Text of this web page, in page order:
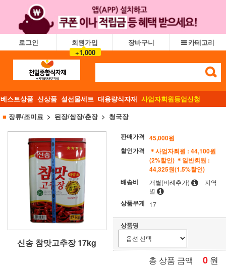
로그인
회원가입
+1,000
장바구니 카테고리
베스트상품 신상품 설선물세트 대용량식자재 사업자회원등업신청
■ 장류/조미료 된장/쌈장/춘장 청국장
신송 참맛고추장 17kg
판매가격 45,000원
할인가격
＊사업자회원 : 44,100원
(2%할인) ＊일반회원 :
44,325원(1.5%할인)
배송비
개별(비례추가)
지역
별
상품무게 17
상품명
총 상품 금액 0 원